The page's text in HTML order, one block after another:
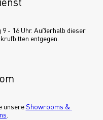
- 16 Uhr. Außerhalb dieser
entgegen.
unsere Showrooms &